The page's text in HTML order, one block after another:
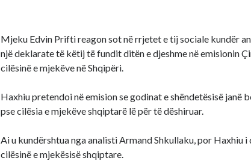
Mjeku Edvin Prifti reagon sot në rrjetet e tij sociale kundër
një deklarate të këtij të fundit ditën e djeshme në emisionin
cilësinë e mjekëve në Shqipëri.
Haxhiu pretendoi në emision se godinat e shëndetësisë janë
pse cilësia e mjekëve shqiptarë lë për të dëshiruar.
Ai u kundërshtua nga analisti Armand Shkullaku, por Haxhiu
cilësinë e mjekësisë shqiptare.